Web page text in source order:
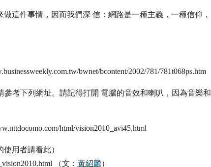
這件事情，因而我們深 信：網路是一種主義，一種信仰，
bwnet/bcontent/2002/781/781t068ps.htm
考下列網址。請記得打開 電腦的音效和喇叭，因為音樂和
html/vision2010_avi45.html
用者請看此）
（文： 黃紹麟）